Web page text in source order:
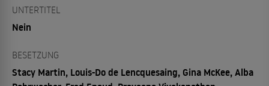
UNTERTITEL
Nein
BESETZUNG
Stacy Martin, Louis-Do de Lencquesaing, Gina McKee, Alba